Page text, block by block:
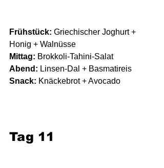
Frühstück: Griechischer Joghurt +
Honig + Walnüsse
Mittag: Brokkoli-Tahini-Salat
Abend: Linsen-Dal + Basmatireis
Snack: Knäckebrot + Avocado
Tag 11